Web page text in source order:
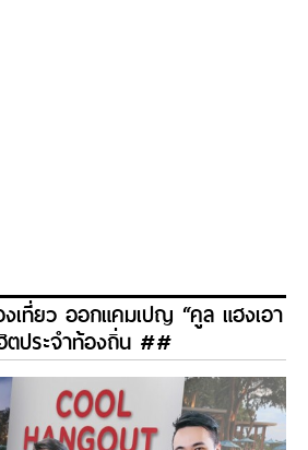
เที่ยว ออกแคมเปญ “คูล แฮงเอา
ตประจำท้องถิ่น ##